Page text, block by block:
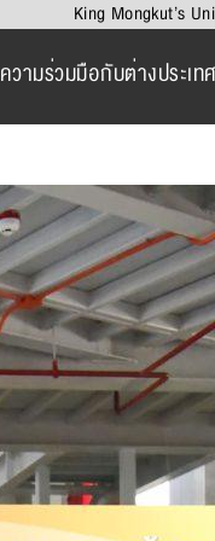
King Mongkut’s
ความร่วมมือกับต่างประเทศ